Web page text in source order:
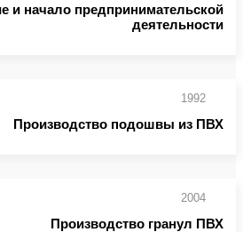
и начало предпринимательской
деятельности
1992
Производство подошвы из ПВХ
2004
Производство гранул ПВХ